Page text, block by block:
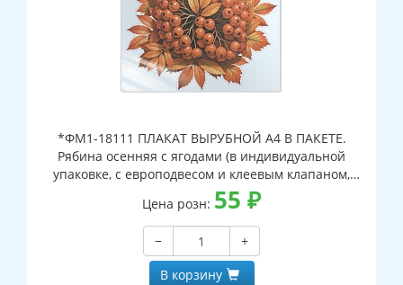
*ФМ1-18111 ПЛАКАТ ВЫРУБНОЙ А4 В ПАКЕТЕ.
Рябина осенняя с ягодами (в индивидуальной
упаковке, с европодвесом и клеевым клапаном,
двухсторонний, ВД-лак)
Цена розн: 55 ₽
−
+
В корзину